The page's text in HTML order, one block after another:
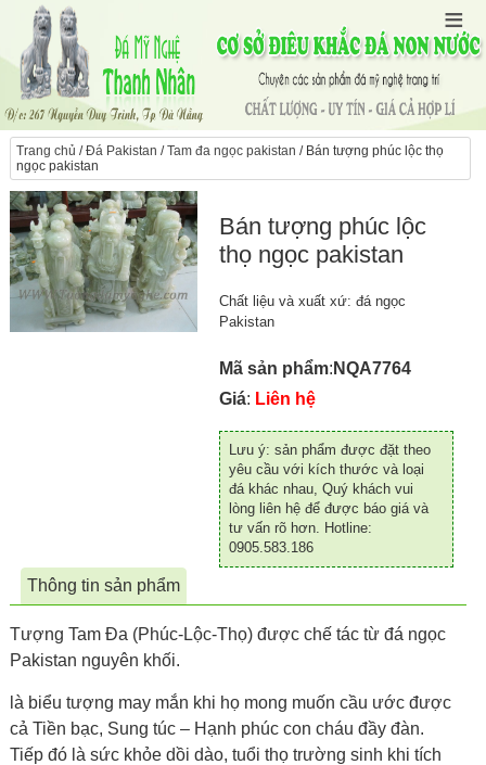
Trang chủ /Đá Pakistan /Tam đa ngọc pakistan / Bán tượng phúc lộc thọ
ngọc pakistan
Bán tượng phúc lộc
thọ ngọc pakistan
Chất liệu và xuất xứ: đá ngọc
Pakistan
Mã sản phẩm: NQA7764
Giá: Liên hệ
Lưu ý: sản phẩm được đặt theo
yêu cầu với kích thước và loại
đá khác nhau, Quý khách vui
lòng liên hệ để được báo giá và
tư vấn rõ hơn. Hotline:
0905.583.186
Thông tin sản phẩm
Tượng Tam Đa (Phúc-Lộc-Thọ) được chế tác từ đá ngọc
Pakistan nguyên khối.
là biểu tượng may mắn khi họ mong muốn cầu ước được
cả Tiền bạc, Sung túc – Hạnh phúc con cháu đầy đàn.
Tiếp đó là sức khỏe dồi dào, tuổi thọ trường sinh khi tích